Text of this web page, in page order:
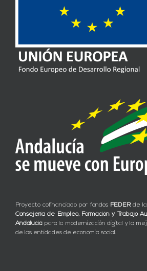
Proyecto cofinanciado por fondos FEDERde la
Consejería de Empleo, Formación y Trabajo
Andalucía para la modernización digital y la
de las entidades de economía social.